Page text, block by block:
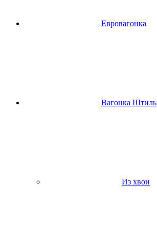
Евровагонка
Вагонка Штиль
Из хвои